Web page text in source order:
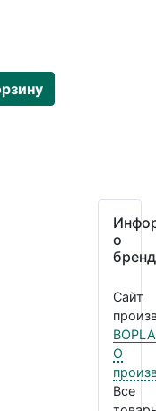
о
Сайт
BOPLA
О
Все